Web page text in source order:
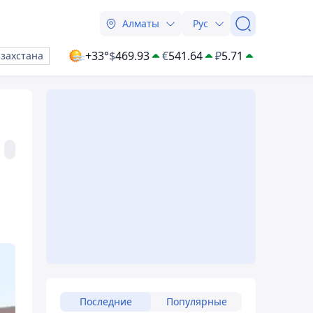
Алматы Рус
+33°$469.93 €541.64 ₽5.71
Последние Популярные